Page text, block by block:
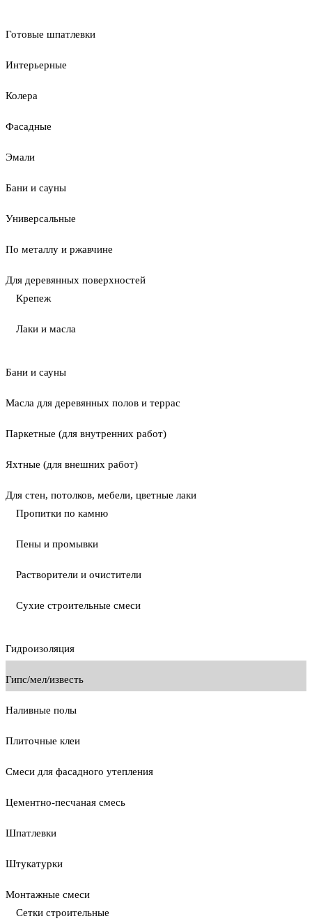
Готовые шпатлевки
Интерьерные
Колера
Фасадные
Эмали
Бани и сауны
Универсальные
По металлу и ржавчине
Для деревянных поверхностей
Крепеж
Лаки и масла
Бани и сауны
Масла для деревянных полов и террас
Паркетные (для внутренних работ)
Яхтные (для внешних работ)
Для стен, потолков, мебели, цветные лаки
Пропитки по камню
Пены и промывки
Растворители и очистители
Сухие строительные смеси
Гидроизоляция
Гипс/мел/известь
Наливные полы
Плиточные клеи
Смеси для фасадного утепления
Цементно-песчаная смесь
Шпатлевки
Штукатурки
Монтажные смеси
Сетки строительные